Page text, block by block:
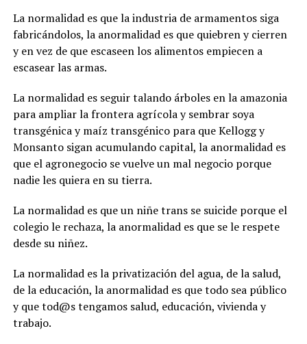
La normalidad es que la industria de armamentos siga
fabricándolos, la anormalidad es que quiebren y cierren
y en vez de que escaseen los alimentos empiecen a
escasear las armas.
La normalidad es seguir talando árboles en la amazonia
para ampliar la frontera agrícola y sembrar soya
transgénica y maíz transgénico para que Kellogg y
Monsanto sigan acumulando capital, la anormalidad es
que el agronegocio se vuelve un mal negocio porque
nadie les quiera en su tierra.
La normalidad es que un niñe trans se suicide porque el
colegio le rechaza, la anormalidad es que se le respete
desde su niñez.
La normalidad es la privatización del agua, de la salud,
de la educación, la anormalidad es que todo sea público
y que tod@s tengamos salud, educación, vivienda y
trabajo.